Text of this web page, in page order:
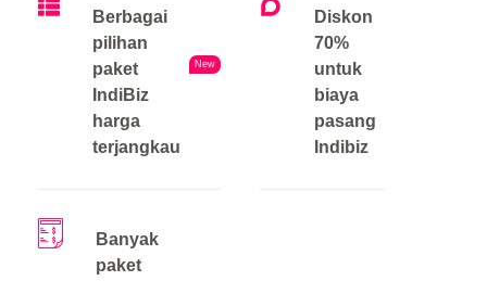
Berbagai
pilihan
paket
IndiBiz
harga
terjangkau
New
Diskon
70%
untuk
biaya
pasang
Indibiz
Banyak
paket